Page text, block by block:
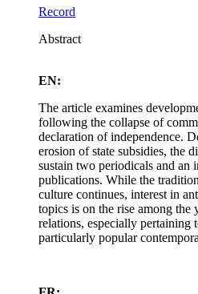
Record
Abstract
EN:
The article examines
following the collapse of
declaration of independence.
erosion of state subsidies, the
sustain two periodicals and an
publications. While the
culture continues, interest in
topics is on the rise among the
relations, especially pertaining
particularly popular